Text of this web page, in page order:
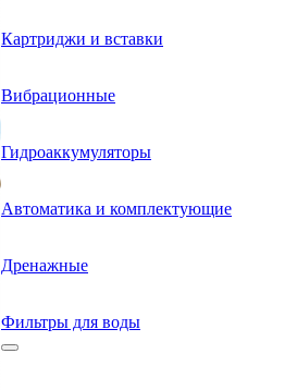
Картриджи и вставки
Вибрационные
Гидроаккумуляторы
Автоматика и комплектующие
Дренажные
Фильтры для воды